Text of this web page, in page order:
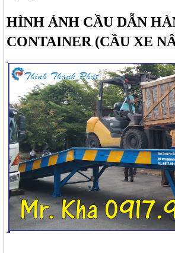
HÌNH ẢNH CẦU DẪN
CONTAINER (CẦU XE